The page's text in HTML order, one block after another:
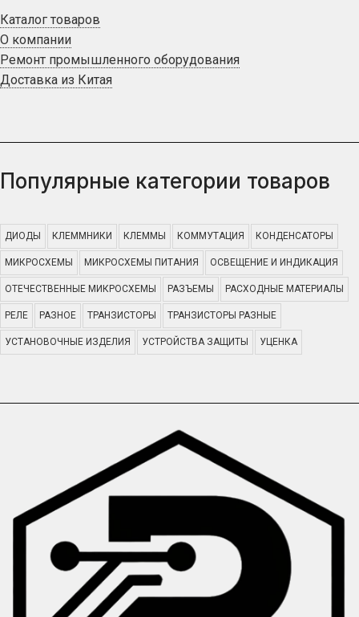
Каталог товаров
О компании
Ремонт промышленного оборудования
Доставка из Китая
Популярные категории товаров
ДИОДЫ КЛЕММНИКИ КЛЕММЫ КОММУТАЦИЯ КОНДЕНСАТОРЫ
МИКРОСХЕМЫ МИКРОСХЕМЫ ПИТАНИЯ ОСВЕЩЕНИЕ И ИНДИКАЦИЯ
ОТЕЧЕСТВЕННЫЕ МИКРОСХЕМЫ РАЗЪЕМЫ РАСХОДНЫЕ МАТЕРИАЛЫ
РЕЛЕ РАЗНОЕ ТРАНЗИСТОРЫ ТРАНЗИСТОРЫ РАЗНЫЕ
УСТАНОВОЧНЫЕ ИЗДЕЛИЯ УСТРОЙСТВА ЗАЩИТЫ УЦЕНКА